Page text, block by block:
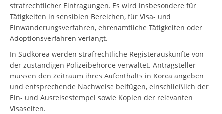
strafrechtlicher Eintragungen. Es wird insbesondere für
Tätigkeiten in sensiblen Bereichen, für Visa- und
Einwanderungsverfahren, ehrenamtliche Tätigkeiten oder
Adoptionsverfahren verlangt.
In Südkorea werden strafrechtliche Registerauskünfte von
der zuständigen Polizeibehörde verwaltet. Antragsteller
müssen den Zeitraum ihres Aufenthalts in Korea angeben
und entsprechende Nachweise beifügen, einschließlich der
Ein- und Ausreisestempel sowie Kopien der relevanten
Visaseiten.